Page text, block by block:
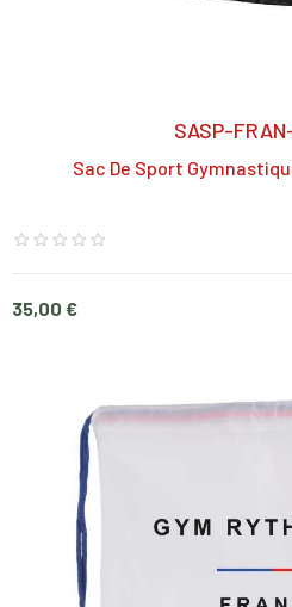
SASP-
Sac De Sport
Prix
35,00 €